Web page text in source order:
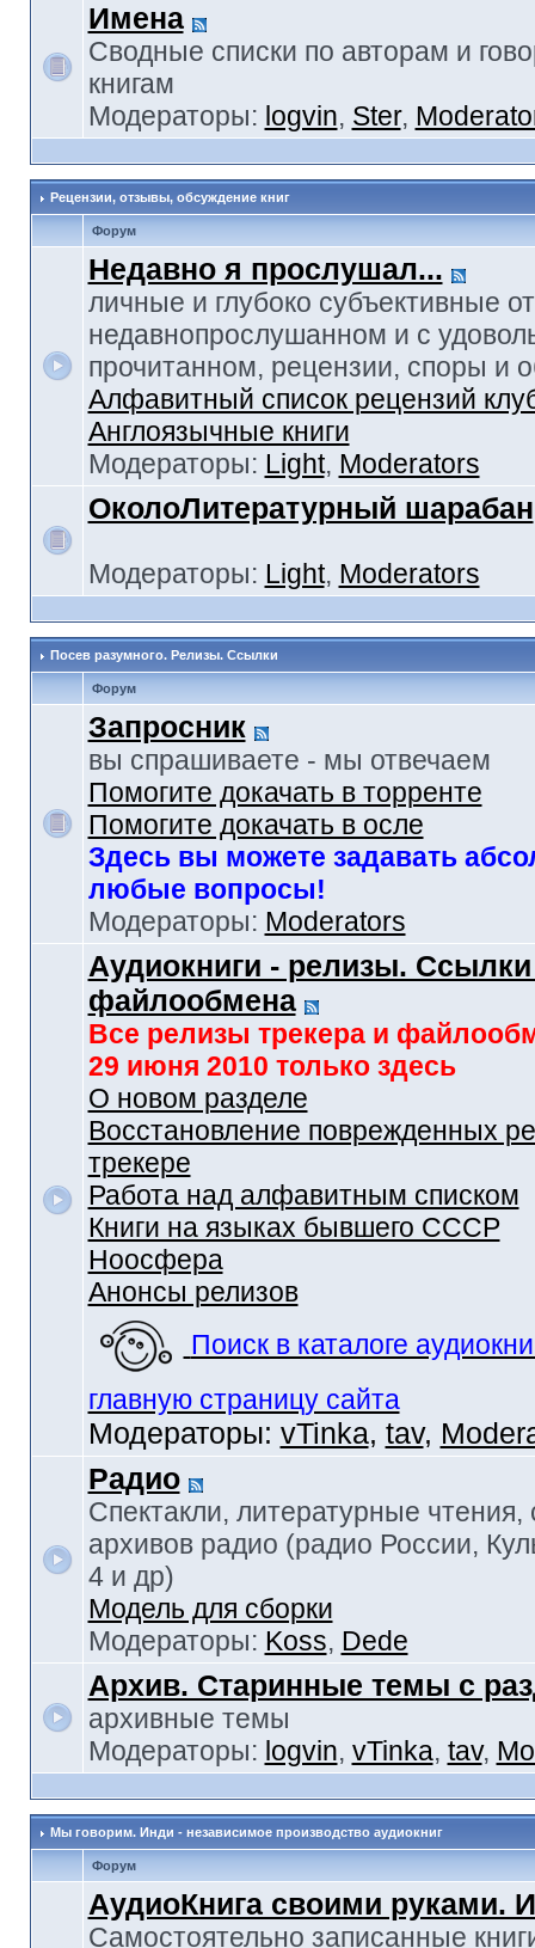
Имена
Сводные списки по авторам и
книгам
Модераторы: logvin, Ster,
Рецензии, отзывы, обсуждение книг
Форум
Недавно я прослушал...
личные и глубоко субъективные
недавнопрослушанном и с
прочитанном, рецензии, споры и
Алфавитный список рецензий
Англоязычные книги
Модераторы: Light, Moderators
ОколоЛитературный шарабан
Модераторы: Light, Moderators
Посев разумного. Релизы. Ссылки
Форум
Запросник
вы спрашиваете - мы отвечаем
Помогите докачать в торренте
Помогите докачать в осле
Здесь вы можете задавать
любые вопросы!
Модераторы: Moderators
Аудиокниги - релизы. Ссылки
файлообмена
Все релизы трекера и
29 июня 2010 только здесь
О новом разделе
Восстановление поврежденных
трекере
Работа над алфавитным списком
Книги на языках бывшего СССР
Ноосфера
Анонсы релизов
Поиск в каталоге
главную страницу сайта
Модераторы: vTinka, tav,
Радио
Спектакли, литературные
архивов радио (радио России,
4 и др)
Модель для сборки
Модераторы: Koss, Dede
Архив. Старинные темы с
архивные темы
Модераторы: logvin, vTinka, tav,
Мы говорим. Инди - независимое производство аудиокниг
Форум
АудиоКнига своими руками.
Самостоятельно записанные